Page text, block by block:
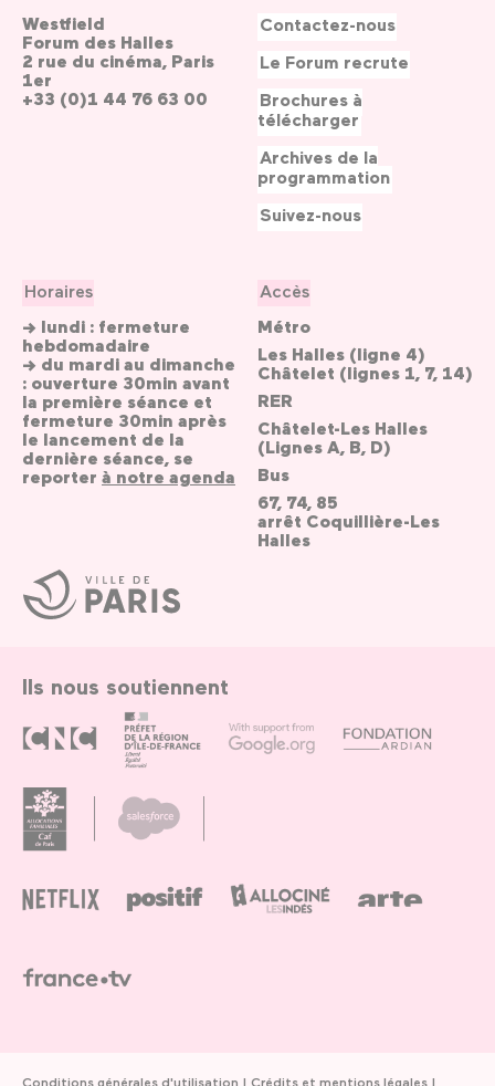
Ville
de
Paris
Westfield
Forum des Halles
2 rue du cinéma, Paris
1er
+33 (0)1 44 76 63 00
Horaires
→ lundi : fermeture
hebdomadaire
→ du mardi au dimanche
: ouverture 30min avant
la première séance et
fermeture 30min après
le lancement de la
dernière séance, se
reporter à notre agenda
Accès
Métro
Les Halles (ligne 4)
Châtelet (lignes 1, 7, 14)
RER
Châtelet-Les Halles
(Lignes A, B, D)
Bus
67, 74, 85
arrêt Coquillière-Les
Halles
Contactez-nous
Le Forum recrute
Brochures à
télécharger
Archives de la
programmation
Suivez-nous
Ils nous soutiennent
Conditions générales d'utilisation Crédits et mentions légales